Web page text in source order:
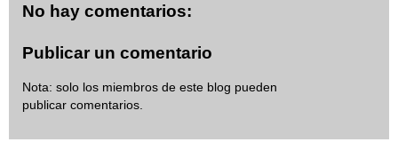
No hay comentarios:
Publicar un comentario
Nota: solo los miembros de este blog pueden
publicar comentarios.